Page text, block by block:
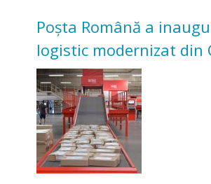
Poșta Română a
logistic modernizat din
Investiție de 3 milioane